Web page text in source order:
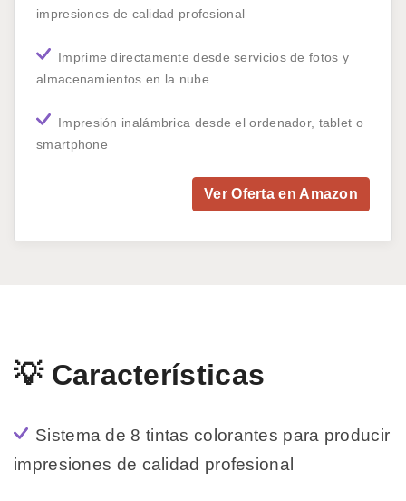
impresiones de calidad profesional
Imprime directamente desde servicios de fotos y
almacenamientos en la nube
Impresión inalámbrica desde el ordenador, tablet o
smartphone
Ver Oferta en Amazon
💡 Características
Sistema de 8 tintas colorantes para producir
impresiones de calidad profesional